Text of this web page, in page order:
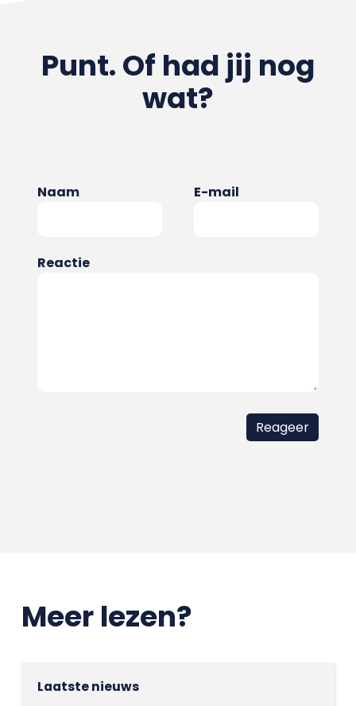
Punt. Of had jij nog
wat?
Naam E-mail
Reactie
Meer lezen?
Laatste nieuws